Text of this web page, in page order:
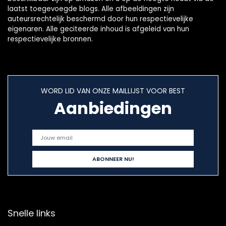
laatst toegevoegde blogs. Alle afbeeldingen zijn
auteursrechtelijk beschermd door hun respectievelijke
eigenaren. Alle geciteerde inhoud is afgeleid van hun
respectievelijke bronnen.
WORD LID VAN ONZE MAILLIJST VOOR BEST
Aanbiedingen
Snelle links